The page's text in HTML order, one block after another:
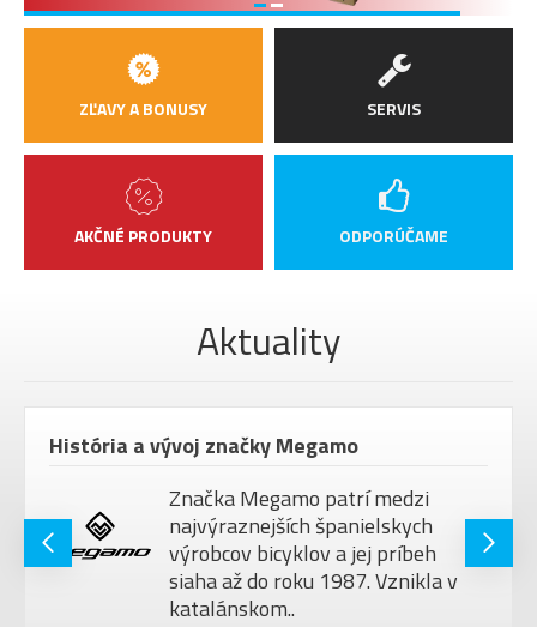
ZĽAVY A BONUSY
AKČNÉ PRODUKTY
SERVIS
ODPORÚČAME
Aktuality
História a vývoj značky Megamo
Značka Megamo patrí medzi
najvýraznejších španielskych
výrobcov bicyklov a jej príbeh
siaha až do roku 1987. Vznikla v
katalánskom..